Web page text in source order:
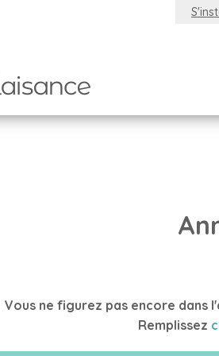
Vous ne figurez pas encore dans
Remplissez